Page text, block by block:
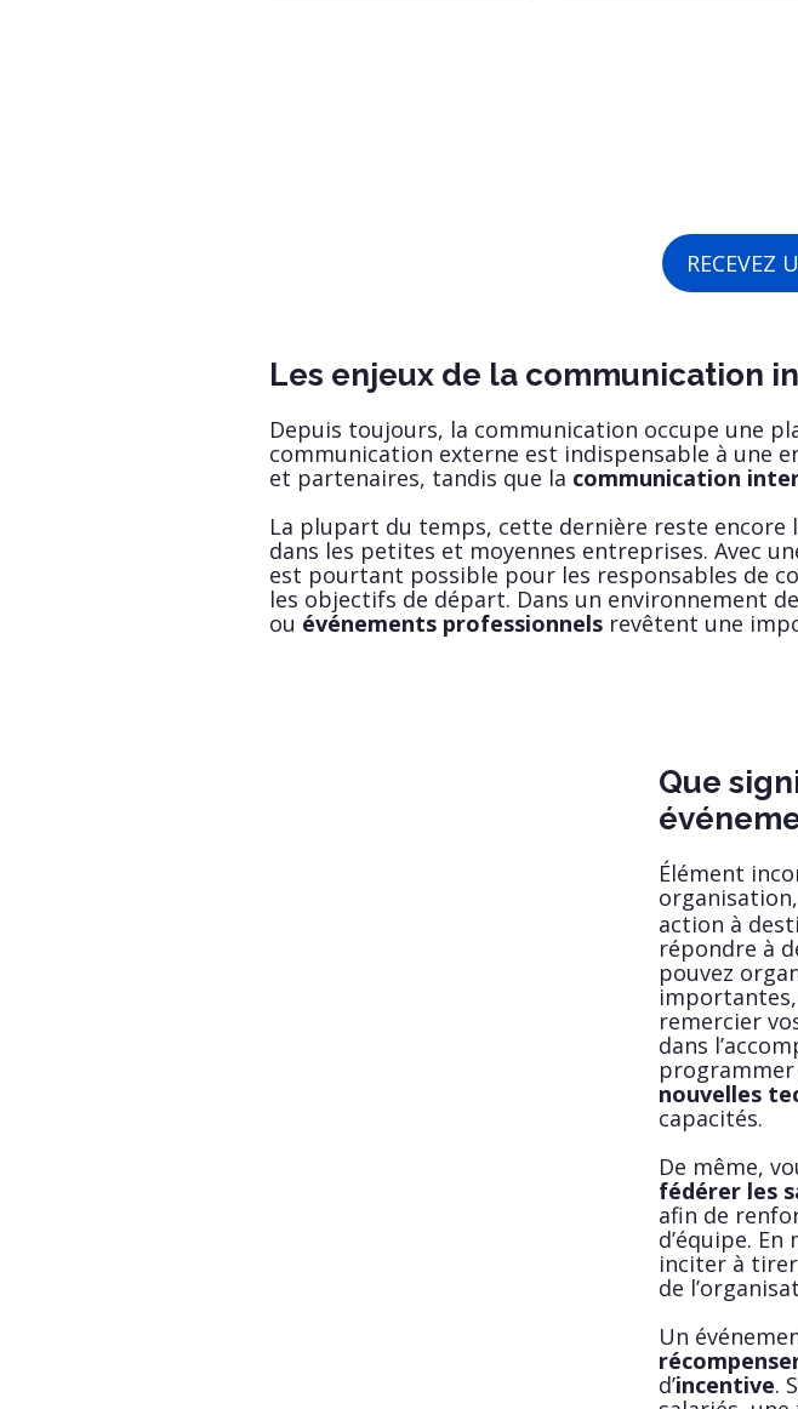
RECEVEZ
Les enjeux de la communication
Depuis toujours, la communication occupe une
communication externe est indispensable à une
et partenaires, tandis que la communication
La plupart du temps, cette dernière reste encore
dans les petites et moyennes entreprises. Avec
est pourtant possible pour les responsables de
les objectifs de départ. Dans un environnement
ou événements professionnelsrevêtent une
Que
Élément
organisation,
action à
répondre à
pouvez
remercier
dans
nouvelles
capacités.
De même,
fédérer les
afin de
d’équipe.
inciter à
de
Un
d’incentive.